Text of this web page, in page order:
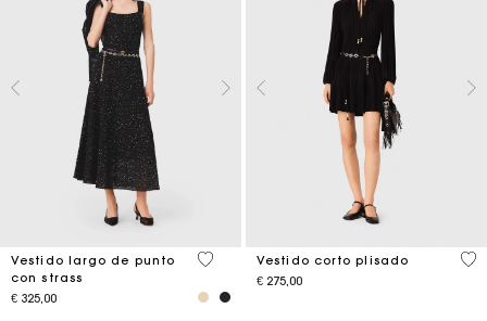
Vestido largo de punto
con strass
€ 325,00
4,7 out of 5 Customer Rating
Vestido corto plisado
€ 275,00
3,2